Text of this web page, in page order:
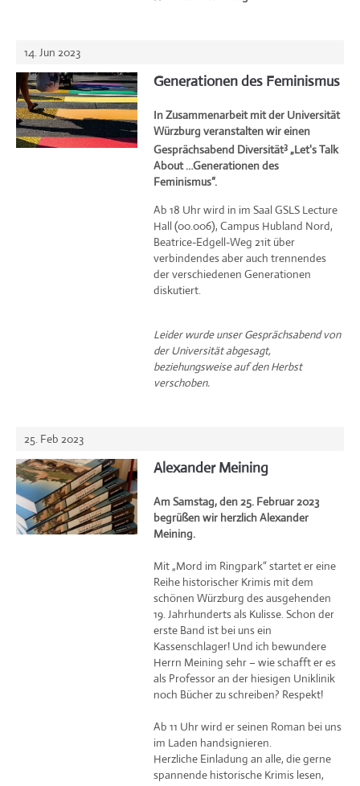
14. Jun 2023
Generationen des Feminismus
In Zusammenarbeit mit der Universität
Würzburg veranstalten wir einen
Gesprächsabend Diversität3„Let's Talk
About …Generationen des
Feminismus“.
Ab 18 Uhr wird in im Saal GSLS Lecture
Hall (00.006), Campus Hubland Nord,
Beatrice-Edgell-Weg 21it über
verbindendes aber auch trennendes
der verschiedenen Generationen
diskutiert.
Leider wurde unser Gesprächsabend von
der Universität abgesagt,
beziehungsweise auf den Herbst
verschoben.
25. Feb 2023
Alexander Meining
Am Samstag, den 25. Februar 2023
begrüßen wir herzlich Alexander
Meining.
Mit „Mord im Ringpark“ startet er eine
Reihe historischer Krimis mit dem
schönen Würzburg des ausgehenden
19. Jahrhunderts als Kulisse. Schon der
erste Band ist bei uns ein
Kassenschlager! Und ich bewundere
Herrn Meining sehr – wie schafft er es
als Professor an der hiesigen Uniklinik
noch Bücher zu schreiben? Respekt!
Ab 11 Uhr wird er seinen Roman bei uns
im Laden handsignieren.
Herzliche Einladung an alle, die gerne
spannende historische Krimis lesen,